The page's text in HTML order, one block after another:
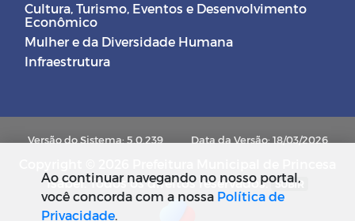
Cultura, Turismo, Eventos e Desenvolvimento
Econômico
Mulher e da Diversidade Humana
Infraestrutura
Versão do Sistema: 5.0.239 Data da Versão: 18/03/2026
Isabel. Todos os direitos reservados. SUBIR
Ao continuar navegando no nosso portal,
você concorda com a nossa Política de
Privacidade.